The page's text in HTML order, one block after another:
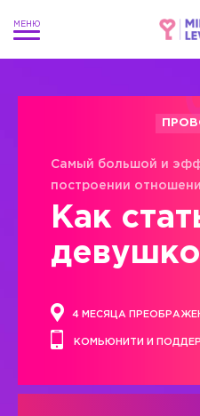
Самый большой и
построении
Как
4 МЕСЯЦА
КОМЬЮНИТИ И